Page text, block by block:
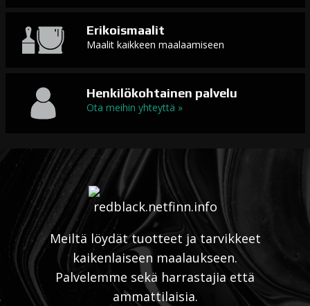
Erikoismaalit
Maalit kaikkeen maalaamiseen
Henkilökohtainen palvelu
Ota meihin yhteyttä »
Meiltä löydät tuotteet ja tarvikkeet
kaikenlaiseen maalaukseen.
Palvelemme sekä harrastajia että
ammattilaisia.